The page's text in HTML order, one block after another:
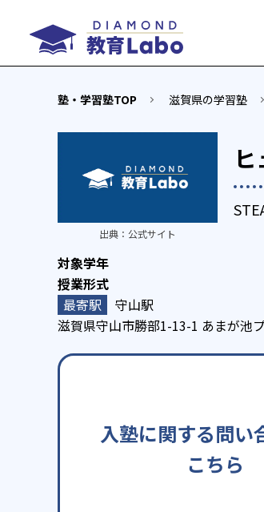
塾・学習塾TOP 滋賀県の学習塾
出典： 公式サイト
守山駅
滋賀県守山市勝部1-13-1 あまが池
入塾に関する問い
こちら